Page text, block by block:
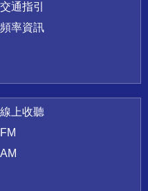
交通指引
頻率資訊
線上收聽
FM
AM